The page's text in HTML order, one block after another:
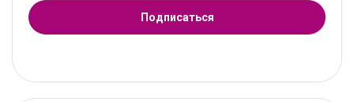
Подписаться